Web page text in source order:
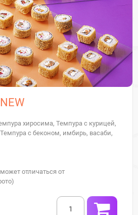
хиросима, Темпура с курицей,
с беконом, имбирь, васаби,
отличаться от